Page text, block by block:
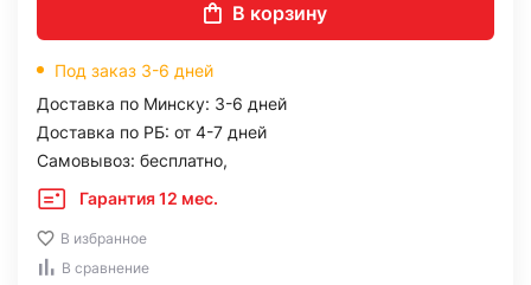
В корзину
Под заказ 3-6 дней
Доставка по Минску: 3-6 дней
Доставка по РБ: от 4-7 дней
Самовывоз: бесплатно,
Гарантия 12 мес.
В избранное
В сравнение